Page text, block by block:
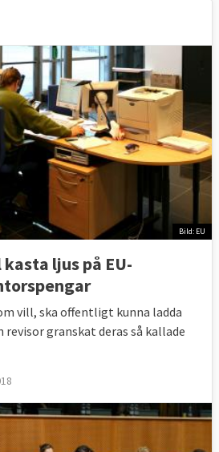
Bild: EU
ljus på EU-
vill, ska offentligt kunna ladda
granskat deras så kallade